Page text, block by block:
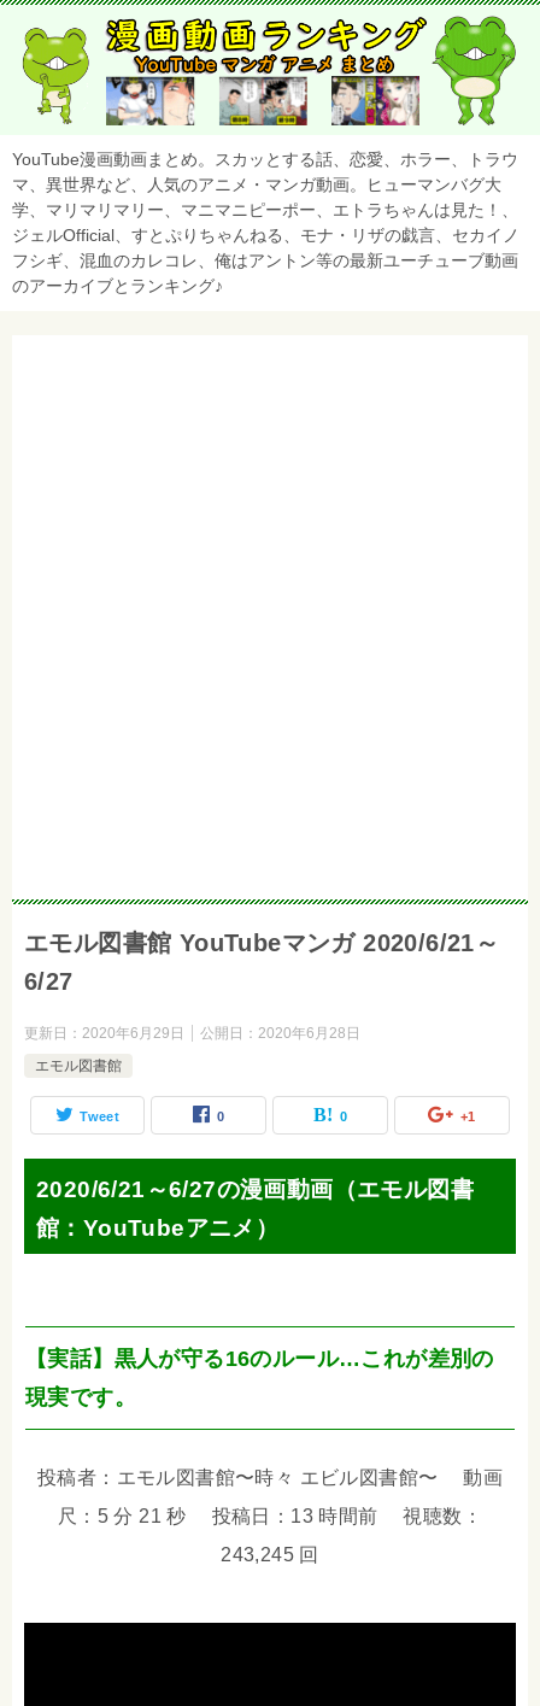
YouTube漫画動画まとめ。スカッとする話、恋愛、ホラー、トラウ
マ、異世界など、人気のアニメ・マンガ動画。ヒューマンバグ大
学、マリマリマリー、マニマニピーポー、エトラちゃんは見た！、
ジェルOfficial、すとぷりちゃんねる、モナ・リザの戯言、セカイノ
フシギ、混血のカレコレ、俺はアントン等の最新ユーチューブ動画
のアーカイブとランキング♪
エモル図書館 YouTubeマンガ 2020/6/21～
6/27
更新日： 2020年6月29日 公開日： 2020年6月28日
エモル図書館
Tweet 0 0 +1
2020/6/21～6/27の漫画動画（エモル図書
館：YouTubeアニメ）
【実話】黒人が守る16のルール…これが差別の
現実です。
投稿者：エモル図書館〜時々 エビル図書館〜 動画
尺：5 分 21 秒 投稿日：13 時間前 視聴数：
243,245 回